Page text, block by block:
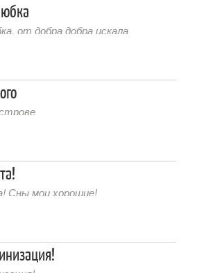
от добра добра искала
Сны мои хорошие!